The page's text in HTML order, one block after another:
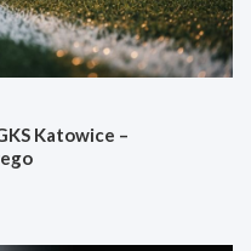
Katowice –